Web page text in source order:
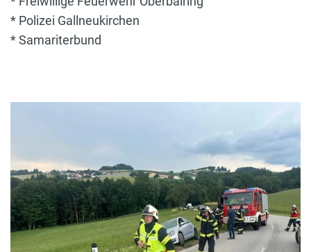
* Polizei Gallneukirchen
* Samariterbund